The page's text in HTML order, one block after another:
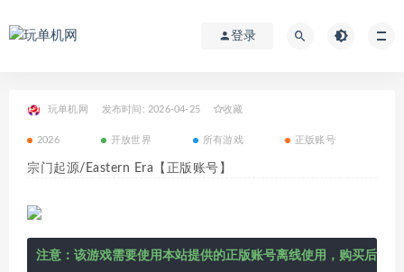
登录
玩单机网 发布时间: 2026-04-25 收藏
2026 开放世界 所有游戏 正版账号
宗门起源/Eastern Era【正版账号】
注意：该游戏需要使用本站提供的正版账号离线使用，购买后在